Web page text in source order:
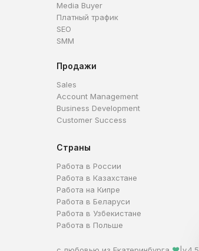
Media Buyer
Платный трафик
SEO
SMM
Продажи
Sales
Account Management
Business Development
Customer Success
Страны
Работа в России
Работа в Казахстане
Работа на Кипре
Работа в Беларуси
Работа в Узбекистане
Работа в Польше